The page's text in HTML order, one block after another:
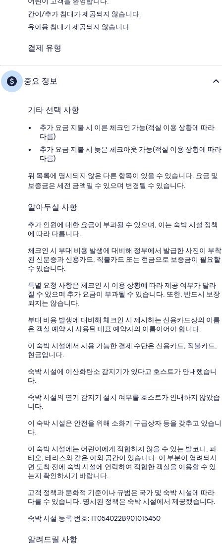
간이/추가 침대가 제공되지 않습니다.
유아용 침대가 제공되지 않습니다.
결제 유형
중요 정보
기타 선택 사항
추가 요금 지불 시 이른 체크인 가능(객실 이용 상황에 따라
다름)
추가 요금 지불 시 늦은 체크아웃 가능(객실 이용 상황에 따라
다름)
위 목록에 명시되지 않은 다른 항목이 있을 수 있습니다. 요금 및
보증금은 세전 금액일 수 있으며 변경될 수 있습니다.
알아두실 사항
추가 인원에 대한 요금이 부과될 수 있으며, 이는 숙박 시설 정책
에 따라 다릅니다.
체크인 시 부대 비용 발생에 대비해 정부에서 발급한 사진이 부착
된 신분증과 신용카드, 직불카드 또는 현금으로 보증금이 필요할
수 있습니다.
특별 요청 사항은 체크인 시 이용 상황에 따라 제공 여부가 달라
질 수 있으며 추가 요금이 부과될 수 있습니다. 또한, 반드시 보장
되지는 않습니다.
부대 비용 발생에 대비해 체크인 시 제시하는 신용카드상의 이름
은 객실 예약 시 사용된 대표 예약자의 이름이어야 합니다.
이 숙박 시설에서 사용 가능한 결제 수단은 신용카드, 직불카드,
현금입니다.
숙박 시설에 이산화탄소 감지기가 있다고 호스트가 안내했습니
다.
숙박 시설의 연기 감지기 설치 여부를 호스트가 안내하지 않았습
니다.
이 숙박 시설은 안전을 위해 소화기 구급상자 등을 갖추고 있습니
다.
이 숙박 시설에는 어린이에게 적합하지 않을 수 있는 발코니, 파
티오, 테라스와 같은 야외 공간이 있습니다. 이 부분이 염려되시
면 도착 전에 숙박 시설에 연락하여 적합한 객실을 이용할 수 있
는지 확인하시기 바랍니다.
고객 정책과 문화적 기준이나 규범은 국가 및 숙박 시설에 따라
다를 수 있습니다. 명시된 정책은 숙박 시설에서 제공했습니다.
숙박 시설 등록 번호: IT054022B901015450
알려드릴 사항